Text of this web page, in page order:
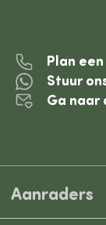
Plan
Stuur
Ga naar
Aanraders